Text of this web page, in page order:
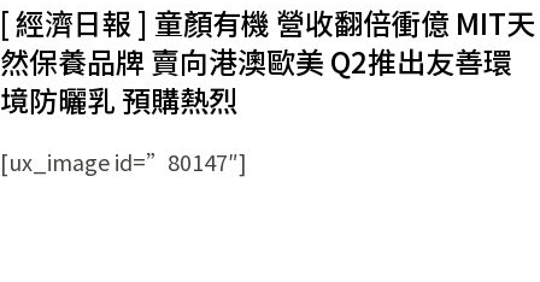
[ 經濟日報 ] 童顏有機 營收翻倍衝億 MIT天
然保養品牌 賣向港澳歐美 Q2推出友善環
境防曬乳 預購熱烈
[ux_image id=”80147″]